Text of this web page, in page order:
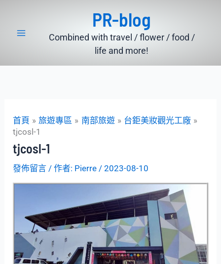
PR-blog
Combined with travel / flower / food /
life and more!
首頁 旅遊專區 南部旅遊
台鉅美妝觀光工廠
tjcosl-1
tjcosl-1
發佈留言 / 作者: Pierre /2023-08-10